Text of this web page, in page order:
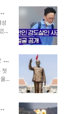
?
이
습
을
찰
씨
메
첫
.
,